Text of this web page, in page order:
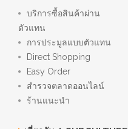
บริการซื้อสินค้าผ่าน
ตัวแทน
การประมูลแบบตัวแทน
Direct Shopping
Easy Order
สำรวจตลาดออนไลน์
ร้านแนะนำ